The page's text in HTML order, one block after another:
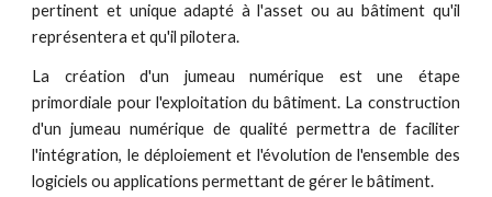
pertinent et unique adapté à l'asset ou au bâtiment qu'il
représentera et qu'il pilotera.
La création d'un jumeau numérique est une étape
primordiale pour l'exploitation du bâtiment. La construction
d'un jumeau numérique de qualité permettra de faciliter
l'intégration, le déploiement et l'évolution de l'ensemble des
logiciels ou applications permettant de gérer le bâtiment.